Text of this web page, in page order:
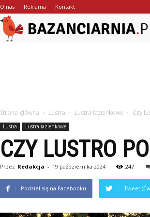
O nas Reklama Kontakt
Strona główna Lustra Lustra łazienkowe Czy
Lustra Lustra łazienkowe
CZY LUSTRO
Przez Redakcja - 19 października 2024 247
Podziel się na Facebooku Tweet